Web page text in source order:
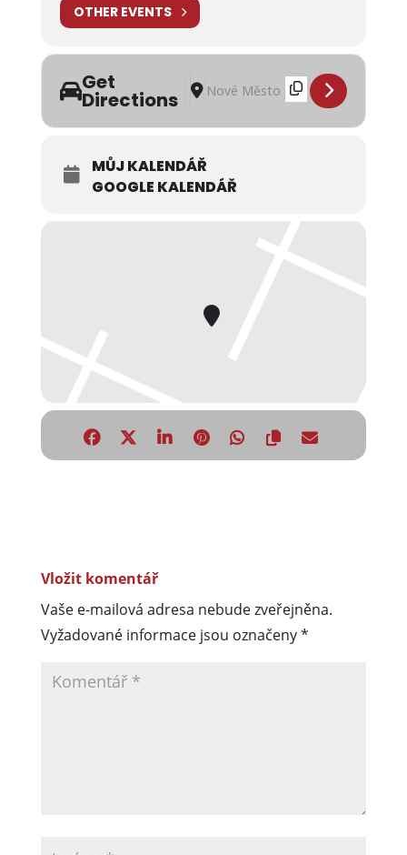
OTHER EVENTS
Get
Directions
Address - Čarodějnice 2022 - Nové
Destination Address -
MŮJ KALENDÁŘ
GOOGLE KALENDÁŘ
Vložit komentář
Vaše e-mailová adresa nebude zveřejněna.
Vyžadované informace jsou označeny*